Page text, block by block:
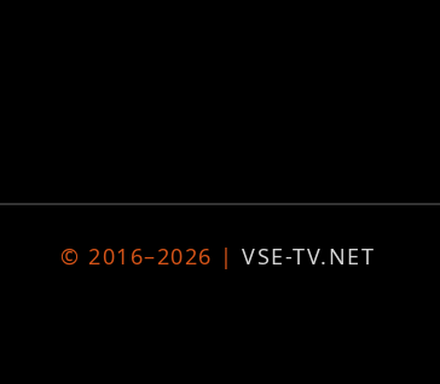
© 2016–2026 | VSE-TV.NET